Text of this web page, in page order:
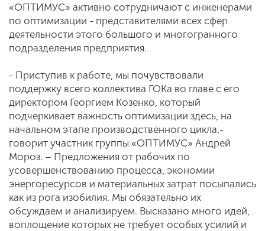
«ОПТИМУС» активно сотрудничают с инженерами
по оптимизации - представителями всех сфер
деятельности этого большого и многогранного
подразделения предприятия.
- Приступив к работе, мы почувствовали
поддержку всего коллектива ГОКа во главе с его
директором Георгием Козенко, который
подчеркивает важность оптимизации здесь, на
начальном этапе производственного цикла,-
говорит участник группы «ОПТИМУС» Андрей
Мороз. – Предложения от рабочих по
усовершенствованию процесса, экономии
энергоресурсов и материальных затрат посыпались
как из рога изобилия. Мы обязательно их
обсуждаем и анализируем. Высказано много идей,
воплощение которых не требует особых усилий и